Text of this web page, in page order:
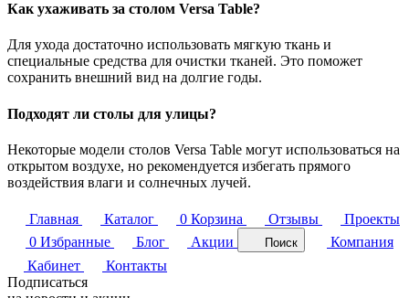
Как ухаживать за столом Versa Table?
Для ухода достаточно использовать мягкую ткань и
специальные средства для очистки тканей. Это поможет
сохранить внешний вид на долгие годы.
Подходят ли столы для улицы?
Некоторые модели столов Versa Table могут использоваться на
открытом воздухе, но рекомендуется избегать прямого
воздействия влаги и солнечных лучей.
Главная Каталог 0 Корзина Отзывы
Проекты
0 Избранные Блог Акции Поиск
Компания
Кабинет
Контакты
Подписаться